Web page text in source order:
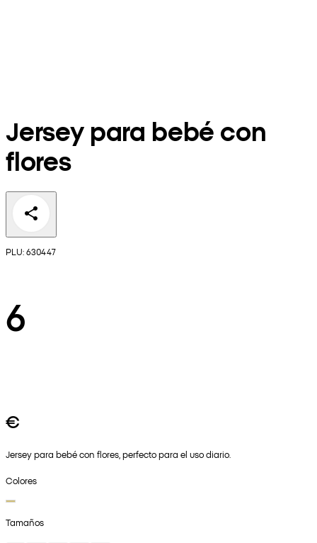
Jersey para bebé con
flores
PLU: 630447
6
€
Jersey para bebé con flores, perfecto para el uso diario.
Colores
Tamaños